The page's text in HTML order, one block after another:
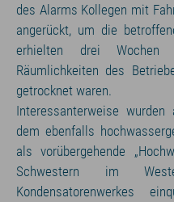
des Alarms Kollegen mit
angerückt, um die
erhielten drei
Räumlichkeiten des
getrocknet waren.
Interessanterweise
dem ebenfalls
als vorübergehende
Schwestern im
Kondensatorenwerkes